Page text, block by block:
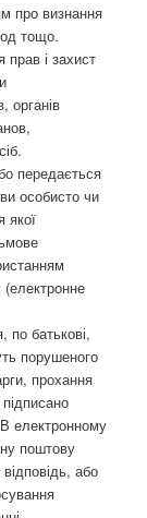
про визнання
тощо.
і захист
органів
передається
особисто чи
якої
(електронне
по батькові,
порушеного
прохання
електронному
поштову
або